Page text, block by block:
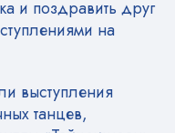
и поздравить друг
на
выступления
танцев,